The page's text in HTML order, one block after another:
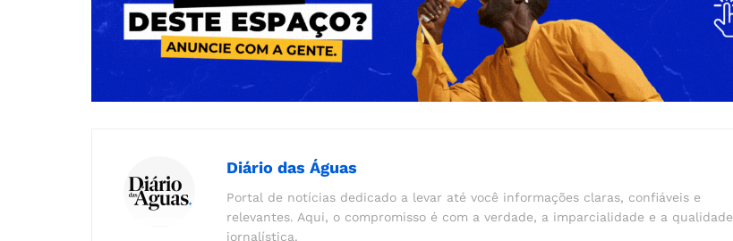
Diário das Águas
Portal de notícias dedicado a levar até você informações claras, confiáveis e
relevantes. Aqui, o compromisso é com a verdade, a imparcialidade e a qualidade
jornalística.